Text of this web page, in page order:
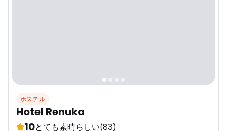
ホステル
Hotel Renuka
10とても素晴らしい(83)